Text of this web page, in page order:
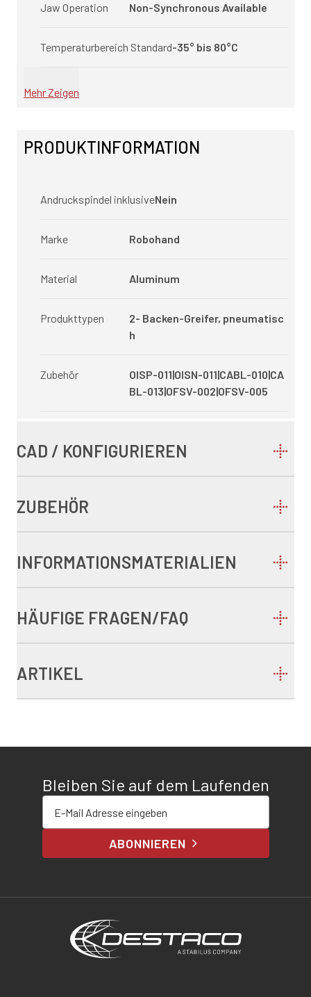
Jaw Operation Non-Synchronous Available
Temperaturbereich Standard-35° bis 80°C
Mehr Zeigen
PRODUKTINFORMATION
Andruckspindel inklusiveNein
Marke Robohand
Material Aluminum
Produkttypen
2- Backen-Greifer, pneumatisc
h
Zubehör
OISP-011|OISN-011|CABL-010|CA
BL-013|OFSV-002|OFSV-005
CAD / KONFIGURIEREN
ZUBEHÖR
INFORMATIONSMATERIALIEN
HÄUFIGE FRAGEN/FAQ
ARTIKEL
Bleiben Sie auf dem Laufenden
ABONNIEREN